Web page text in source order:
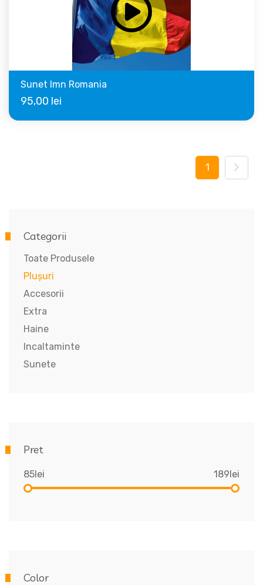
Sunet Imn Romania
95,00 lei
1
Categorii
Toate Produsele
Plușuri
Accesorii
Extra
Haine
Incaltaminte
Sunete
Pret
85lei 189lei
Color